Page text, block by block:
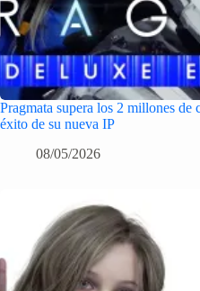
Pragmata supera los 2 millones de
éxito de su nueva IP
08/05/2026